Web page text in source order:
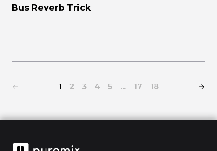
Bus Reverb Trick
1 2 3 4 5 ... 17 18